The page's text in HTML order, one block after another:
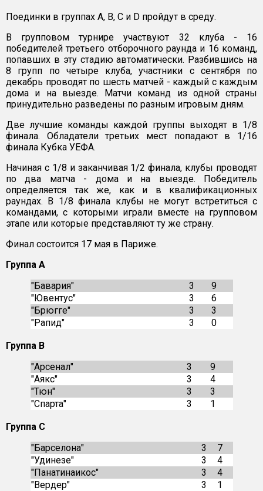
Поединки в группах А, В, С и D пройдут в среду.
В групповом турнире участвуют 32 клуба - 16
победителей третьего отборочного раунда и 16 команд,
попавших в эту стадию автоматически. Разбившись на
8 групп по четыре клуба, участники с сентября по
декабрь проводят по шесть матчей - каждый с каждым
дома и на выезде. Матчи команд из одной страны
принудительно разведены по разным игровым дням.
Две лучшие команды каждой группы выходят в 1/8
финала. Обладатели третьих мест попадают в 1/16
финала Кубка УЕФА.
Начиная с 1/8 и заканчивая 1/2 финала, клубы проводят
по два матча - дома и на выезде. Победитель
определяется так же, как и в квалификационных
раундах. В 1/8 финала клубы не могут встретиться с
командами, с которыми играли вместе на групповом
этапе или которые представляют ту же страну.
Финал состоится 17 мая в Париже.
Группа А
"Бавария"
3
9
"Ювентус"
3
6
"Брюгге"
3
3
"Рапид"
3 0
Группа В
"Арсенал"
3
9
"Аякс"
3
4
"Тюн"
3
3
"Спарта"
3 1
Группа С
"Барселона"
3
7
"Удинезе"
3
4
"Панатинаикос"
3
4
"Вердер"
3 1